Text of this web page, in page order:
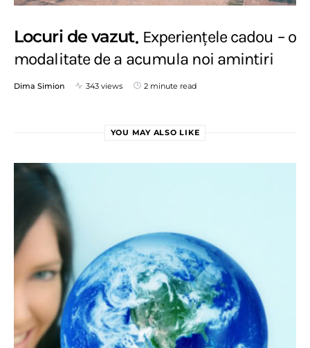
Locuri de vazut Experiențele cadou – o
modalitate de a acumula noi amintiri
Dima Simion 343 views 2 minute read
YOU MAY ALSO LIKE